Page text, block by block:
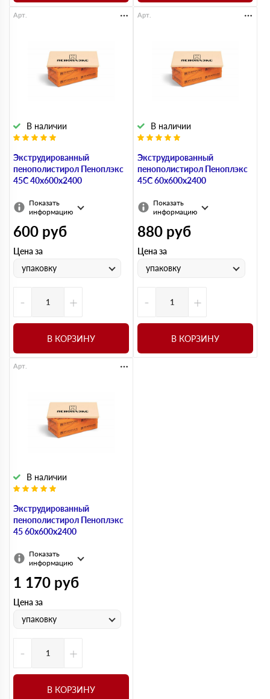
Экструдированный
пенополистирол Пеноплэкс
45С 40х600х2400
В наличии
Арт.
Показать
информацию
600 руб
Цена за
упаковку
- +
В КОРЗИНУ
Экструдированный
пенополистирол Пеноплэкс
45С 60х600х2400
В наличии
Арт.
Показать
информацию
880 руб
Цена за
упаковку
- +
В КОРЗИНУ
Экструдированный
пенополистирол Пеноплэкс
45 60х600х2400
В наличии
Арт.
Показать
информацию
1 170 руб
Цена за
упаковку
- +
В КОРЗИНУ